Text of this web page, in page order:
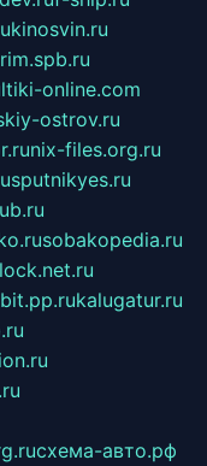
kinosvin.ru
online.com
ostrov.ru
nix-files.org.ru
sputnikyes.ru
sobakopedia.ru
kalugatur.ru
схема-авто.рф